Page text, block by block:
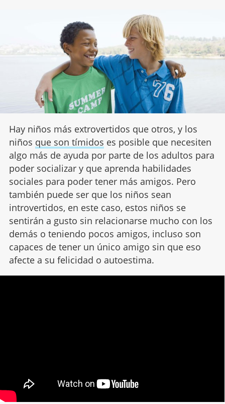
Hay niños más extrovertidos que otros, y los
niños que son tímidos es posible que necesiten
algo más de ayuda por parte de los adultos para
poder socializar y que aprenda habilidades
sociales para poder tener más amigos. Pero
también puede ser que los niños sean
introvertidos, en este caso, estos niños se
sentirán a gusto sin relacionarse mucho con los
demás o teniendo pocos amigos, incluso son
capaces de tener un único amigo sin que eso
afecte a su felicidad o autoestima.